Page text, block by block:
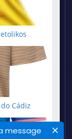
message
Cádiz